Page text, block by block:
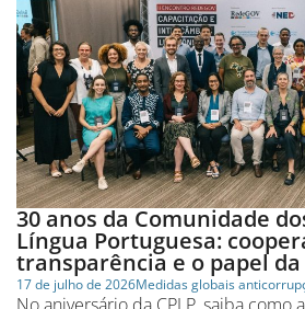
30 anos da Comunidade
Língua Portuguesa:
transparência e o papel
17 de julho de 2026Medidas globais